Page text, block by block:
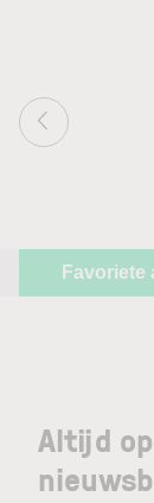
Favoriete
Altijd